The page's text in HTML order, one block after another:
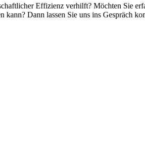
Effizienz verhilft? Möchten Sie
Dann lassen Sie uns ins Gespräch